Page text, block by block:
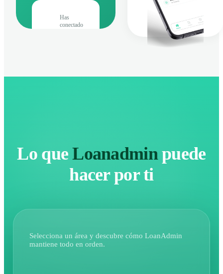
Has
conectado
Lo queLoanadminpuede
hacer por ti
Selecciona un área y descubre cómo LoanAdmin
mantiene todo en orden.